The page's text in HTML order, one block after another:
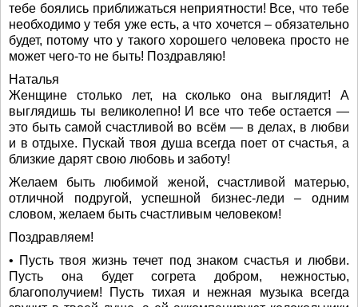
тебе боялись приближаться неприятности! Все, что тебе
необходимо у тебя уже есть, а что хочется – обязательно
будет, потому что у такого хорошего человека просто не
может чего-то не быть! Поздравляю!
Наталья
Женщине столько лет, на сколько она выглядит! А
выглядишь ты великолепно! И все что тебе остается —
это быть самой счастливой во всём — в делах, в любви
и в отдыхе. Пускай твоя душа всегда поет от счастья, а
близкие дарят свою любовь и заботу!
Желаем быть любимой женой, счастливой матерью,
отличной подругой, успешной бизнес-леди – одним
словом, желаем быть счастливым человеком!
Поздравляем!
• Пусть твоя жизнь течет под знаком счастья и любви.
Пусть она будет согрета добром, нежностью,
благополучием! Пусть тихая и нежная музыка всегда